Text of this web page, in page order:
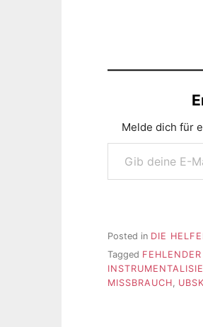
Melde dich für
Gib deine E-Mail-Adresse ein ...
Posted in DIE
Tagged
MISSBRAUCH,